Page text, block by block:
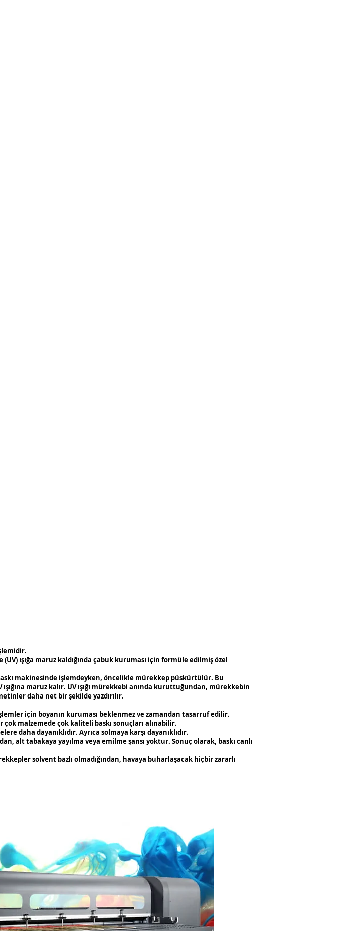
ışığa maruz kaldığında çabuk kuruması için formüle edilmiş özel
makinesinde işlemdeyken, öncelikle mürekkep püskürtülür. Bu
maruz kalır. UV ışığı mürekkebi anında kuruttuğundan, mürekkebin
daha net bir şekilde yazdırılır.
için boyanın kuruması beklenmez ve zamandan tasarruf edilir.
malzemede çok kaliteli baskı sonuçları alınabilir.
daha dayanıklıdır. Ayrıca solmaya karşı dayanıklıdır.
alt tabakaya yayılma veya emilme şansı yoktur. Sonuç olarak, baskı canlı
solvent bazlı olmadığından, havaya buharlaşacak hiçbir zararlı